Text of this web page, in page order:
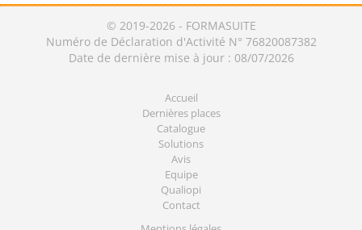
© 2019-2026 - FORMASUITE
Numéro de Déclaration d'Activité N° 76820087382
Date de dernière mise à jour : 08/07/2026
Accueil
Dernières places
Catalogue
Solutions
Avis
Equipe
Qualiopi
Contact